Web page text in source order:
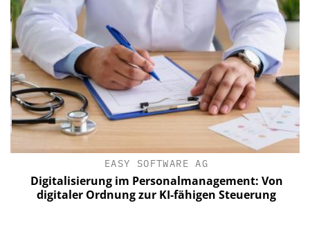
EASY SOFTWARE AG
Digitalisierung im Personalmanagement: Von
digitaler Ordnung zur KI-fähigen Steuerung